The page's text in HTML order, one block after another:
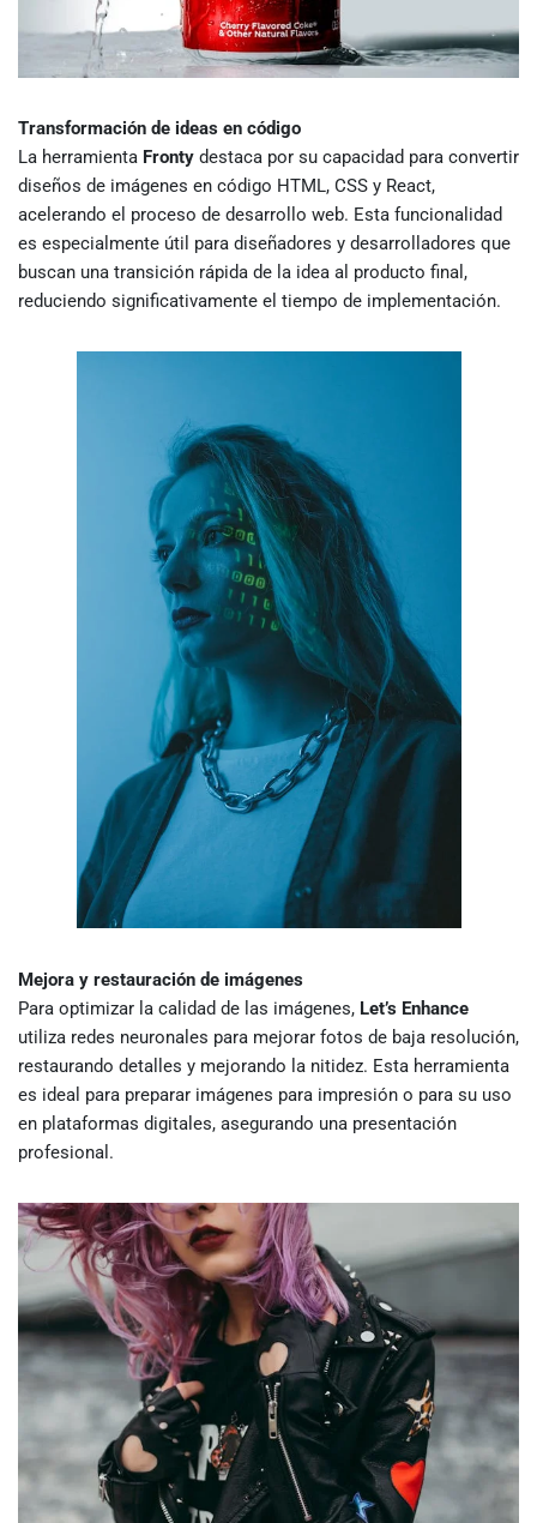
Transformación de ideas en código
La herramienta Fronty destaca por su capacidad para convertir
diseños de imágenes en código HTML, CSS y React,
acelerando el proceso de desarrollo web. Esta funcionalidad
es especialmente útil para diseñadores y desarrolladores que
buscan una transición rápida de la idea al producto final,
reduciendo significativamente el tiempo de implementación.
Mejora y restauración de imágenes
Para optimizar la calidad de las imágenes, Let’s Enhance
utiliza redes neuronales para mejorar fotos de baja resolución,
restaurando detalles y mejorando la nitidez. Esta herramienta
es ideal para preparar imágenes para impresión o para su uso
en plataformas digitales, asegurando una presentación
profesional.